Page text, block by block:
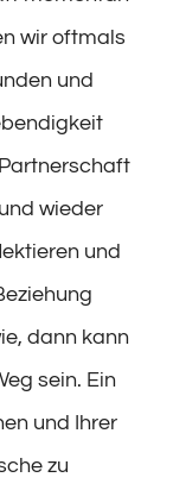
wir oftmals
und
wieder
und
dann kann
sein. Ein
und Ihrer
zu